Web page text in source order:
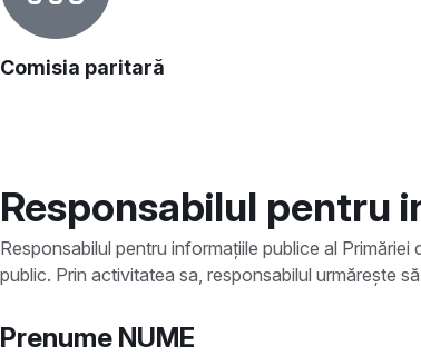
Comisia paritară
Responsabilul pentru
Responsabilul pentru informațiile publice al
public. Prin activitatea sa, responsabilul urmărește
Prenume NUME